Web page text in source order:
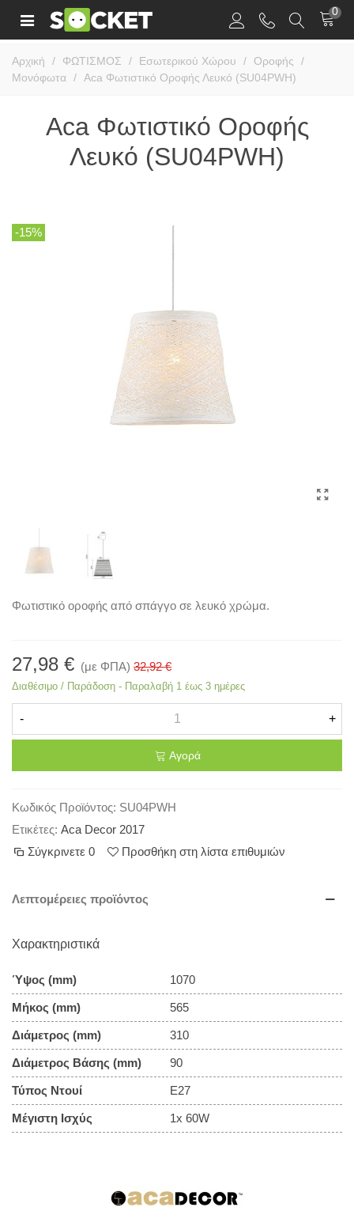
0
Αρχική / ΦΩΤΙΣΜΟΣ / Εσωτερικού Χώρου / Οροφής
/
Μονόφωτα / Aca Φωτιστικό Οροφής Λευκό (SU04PWH)
Aca Φωτιστικό Οροφής
Λευκό (SU04PWH)
-15%
Φωτιστικό οροφής από σπάγγο σε λευκό χρώμα.
27,98 € (με ΦΠΑ) 32,92 €
Διαθέσιμο / Παράδοση - Παραλαβή 1 έως 3 ημέρες
- +
Αγορά
Κωδικός Προϊόντος: SU04PWH
Ετικέτες: Aca Decor 2017
Σύγκρινετε 0 Προσθήκη στη λίστα επιθυμιών
Λεπτομέρειες προϊόντος
Χαρακτηριστικά
Ύψος (mm) 1070
Μήκος (mm) 565
Διάμετρος (mm) 310
Διάμετρος Βάσης (mm) 90
Τύπος Ντουί E27
Μέγιστη Ισχύς 1x 60W